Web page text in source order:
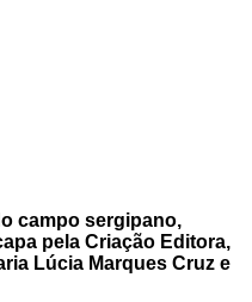
campo sergipano,
pela Criação Editora,
Lúcia Marques Cruz e